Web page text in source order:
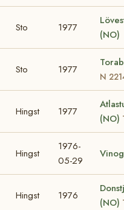
Sto 1977
(NO)
Sto 1977
N
Hingst 1977
(NO)
Hingst
1976-
05-29
Hingst 1976
(NO)